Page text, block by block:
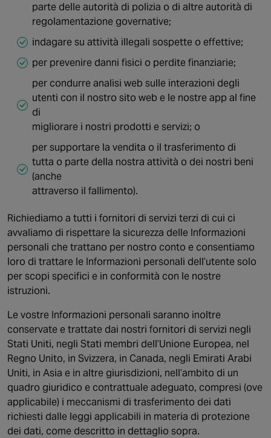
parte delle autorità di polizia o di altre autorità di
regolamentazione governative;
indagare su attività illegali sospette o effettive;
per prevenire danni fisici o perdite finanziarie;
per condurre analisi web sulle interazioni degli
utenti con il nostro sito web e le nostre app al fine
di
migliorare i nostri prodotti e servizi; o
per supportare la vendita o il trasferimento di
tutta o parte della nostra attività o dei nostri beni
(anche
attraverso il fallimento).
Richiediamo a tutti i fornitori di servizi terzi di cui ci
avvaliamo di rispettare la sicurezza delle Informazioni
personali che trattano per nostro conto e consentiamo
loro di trattare le Informazioni personali dell’utente solo
per scopi specifici e in conformità con le nostre
istruzioni.
Le vostre Informazioni personali saranno inoltre
conservate e trattate dai nostri fornitori di servizi negli
Stati Uniti, negli Stati membri dell’Unione Europea, nel
Regno Unito, in Svizzera, in Canada, negli Emirati Arabi
Uniti, in Asia e in altre giurisdizioni, nell’ambito di un
quadro giuridico e contrattuale adeguato, compresi (ove
applicabile) i meccanismi di trasferimento dei dati
richiesti dalle leggi applicabili in materia di protezione
dei dati, come descritto in dettaglio sopra.